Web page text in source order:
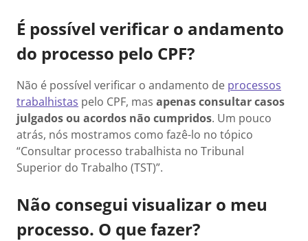
É possível verificar o andamento
do processo pelo CPF?
Não é possível verificar o andamento de processos
trabalhistas pelo CPF, mas apenas consultar casos
julgados ou acordos não cumpridos. Um pouco
atrás, nós mostramos como fazê-lo no tópico
“Consultar processo trabalhista no Tribunal
Superior do Trabalho (TST)”.
Não consegui visualizar o meu
processo. O que fazer?